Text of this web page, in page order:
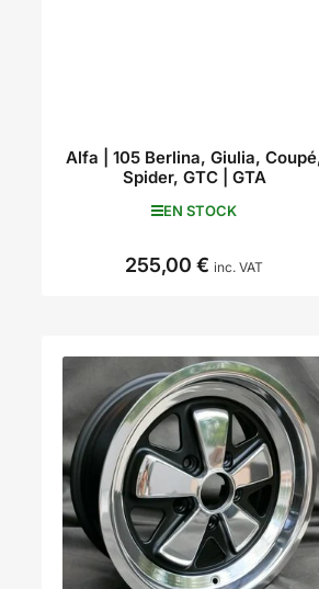
Alfa | 105 Berlina, Giulia,
Spider, GTC | GTA
EN STOCK
Prix
255,00 € inc. VAT